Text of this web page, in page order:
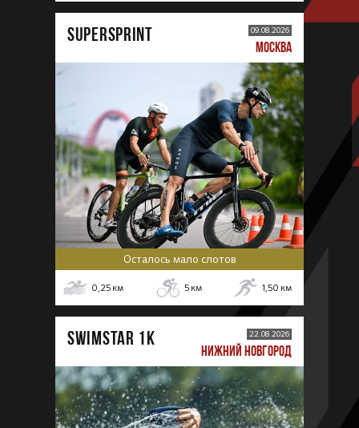
SUPERSPRINT 09.08.2026
МОСКВА
Осталось мало слотов
0,25 км 5 км 1,50 км
SWIMSTAR 1K 22.08.2026
НИЖНИЙ НОВГОРОД